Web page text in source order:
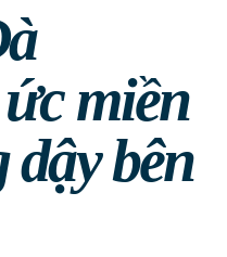
miền
dậy bên